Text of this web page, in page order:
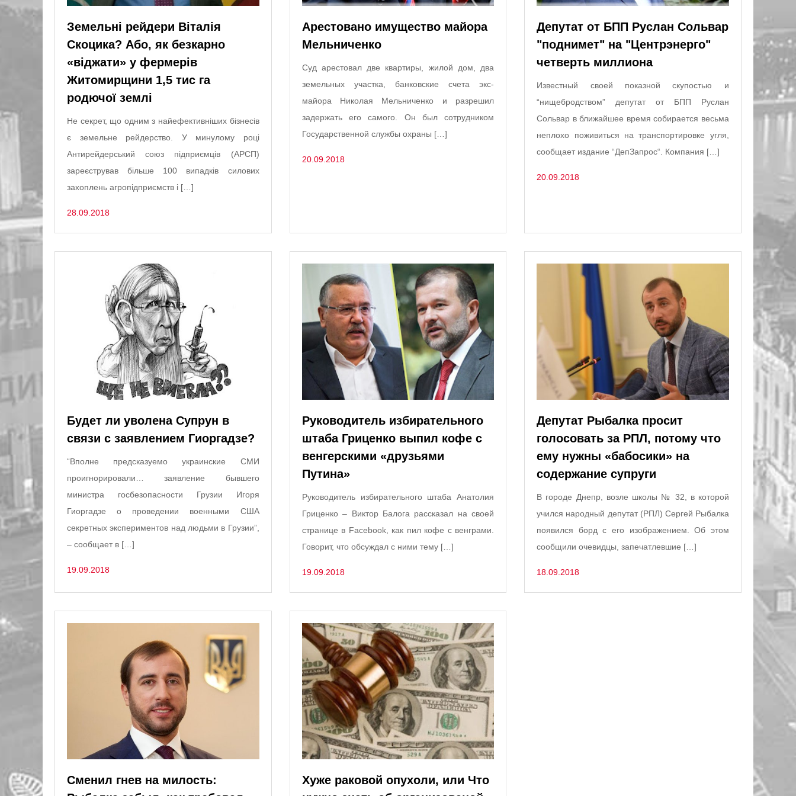
Земельні рейдери Віталія
Скоцика? Або, як безкарно
«віджати» у фермерів
Житомирщини 1,5 тис га
родючої землі
Не секрет, що одним з найефективніших бізнесів
є земельне рейдерство. У минулому році
Антирейдерський союз підприємців (АРСП)
зареєстрував більше 100 випадків силових
захоплень агропідприємств і […]
28.09.2018
Арестовано имущество майора
Мельниченко
Суд арестовал две квартиры, жилой дом, два
земельных участка, банковские счета экс-
майора Николая Мельниченко и разрешил
задержать его самого. Он был сотрудником
Государственной службы охраны […]
20.09.2018
Депутат от БПП Руслан Сольвар
"поднимет" на "Центрэнерго"
четверть миллиона
Известный своей показной скупостью и
“нищебродством” депутат от БПП Руслан
Сольвар в ближайшее время собирается весьма
неплохо поживиться на транспортировке угля,
сообщает издание “ДепЗапрос“. Компания […]
20.09.2018
Будет ли уволена Супрун в
связи с заявлением Гиоргадзе?
“Вполне предсказуемо украинские СМИ
проигнорировали… заявление бывшего
министра госбезопасности Грузии Игоря
Гиоргадзе о проведении военными США
секретных экспериментов над людьми в Грузии”,
– сообщает в […]
19.09.2018
Руководитель избирательного
штаба Гриценко выпил кофе с
венгерскими «друзьями
Путина»
Руководитель избирательного штаба Анатолия
Гриценко – Виктор Балога рассказал на своей
странице в Facebook, как пил кофе с венграми.
Говорит, что обсуждал с ними тему […]
19.09.2018
Депутат Рыбалка просит
голосовать за РПЛ, потому что
ему нужны «бабосики» на
содержание супруги
В городе Днепр, возле школы № 32, в которой
учился народный депутат (РПЛ) Сергей Рыбалка
появился борд с его изображением. Об этом
сообщили очевидцы, запечатлевшие […]
18.09.2018
Сменил гнев на милость:
Хуже раковой опухоли, или Что